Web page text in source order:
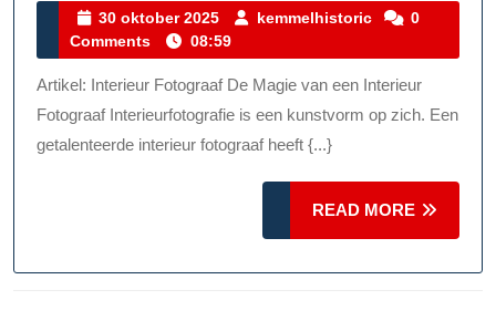
Van
De
Interieur
Fotograaf:
Ruimtes
30 oktober 2025
30
oktober
2025
kemmelhistoric kemmelhistoric
0
Comments
08:59
Artikel: Interieur Fotograaf De Magie van een Interieur
Fotograaf Interieurfotografie is een kunstvorm op zich. Een
getalenteerde interieur fotograaf heeft {...}
READ MORE
MORE